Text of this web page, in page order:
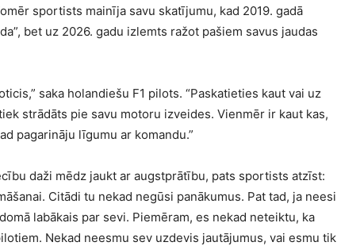
sportists mainīja savu skatījumu, kad 2019. gadā
bet uz 2026. gadu izlemts ražot pašiem savus jaudas
saka holandiešu F1 pilots. “Paskatieties kaut vai uz
strādāts pie savu motoru izveides. Vienmēr ir kaut kas,
pagarināju līgumu ar komandu.”
daži mēdz jaukt ar augstprātību, pats sportists atzīst:
Citādi tu nekad negūsi panākumus. Pat tad, ja neesi
labākais par sevi. Piemēram, es nekad neteiktu, ka
Nekad neesmu sev uzdevis jautājumus, vai esmu tik